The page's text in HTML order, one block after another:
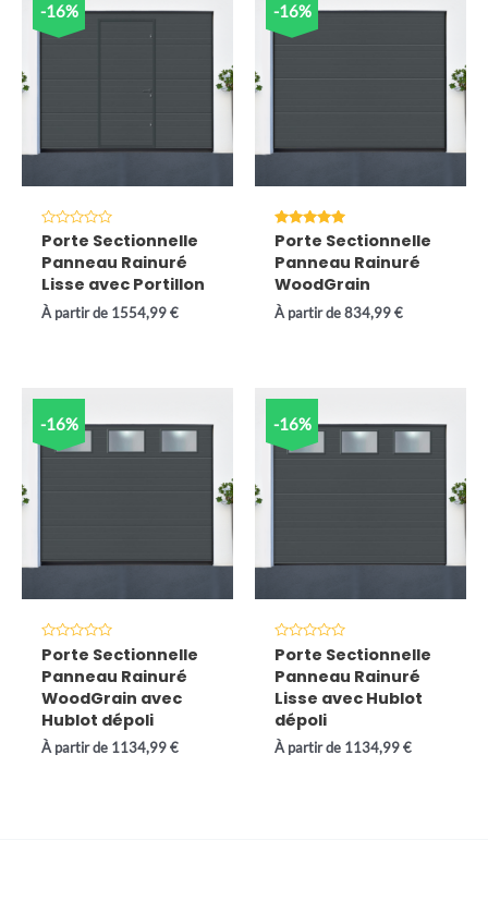
-16%
Note
0
sur
Porte Sectionnelle
Panneau Rainuré
Lisse avec Portillon
À partir de 1554,99€
-16%
Note
5.00
sur 5
Porte Sectionnelle
Panneau Rainuré
WoodGrain
À partir de834,99€
-16%
Note
0
sur
Porte Sectionnelle
Panneau Rainuré
WoodGrain avec
Hublot dépoli
À partir de 1134,99€
-16%
Note
0
sur
Porte Sectionnelle
Panneau Rainuré
Lisse avec Hublot
dépoli
À partir de 1134,99€